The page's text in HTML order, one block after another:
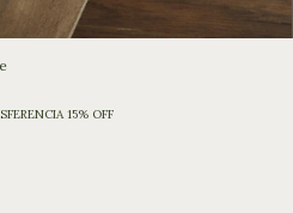
15% OFF